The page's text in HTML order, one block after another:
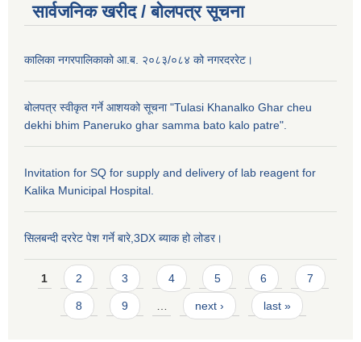
सार्वजनिक खरीद / बाेलपत्र सूचना
कालिका नगरपालिकाको आ.ब. २०८३/०८४ को नगरदररेट।
बोलपत्र स्वीकृत गर्ने आशयको सूचना "Tulasi Khanalko Ghar cheu
dekhi bhim Paneruko ghar samma bato kalo patre".
Invitation for SQ for supply and delivery of lab reagent for
Kalika Municipal Hospital.
सिलबन्दी दररेट पेश गर्ने बारे,3DX ब्याक हो लोडर।
Pages
1 2 3 4 5 6 7
8 9 next › last »